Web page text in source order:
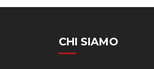
CHI SIAMO